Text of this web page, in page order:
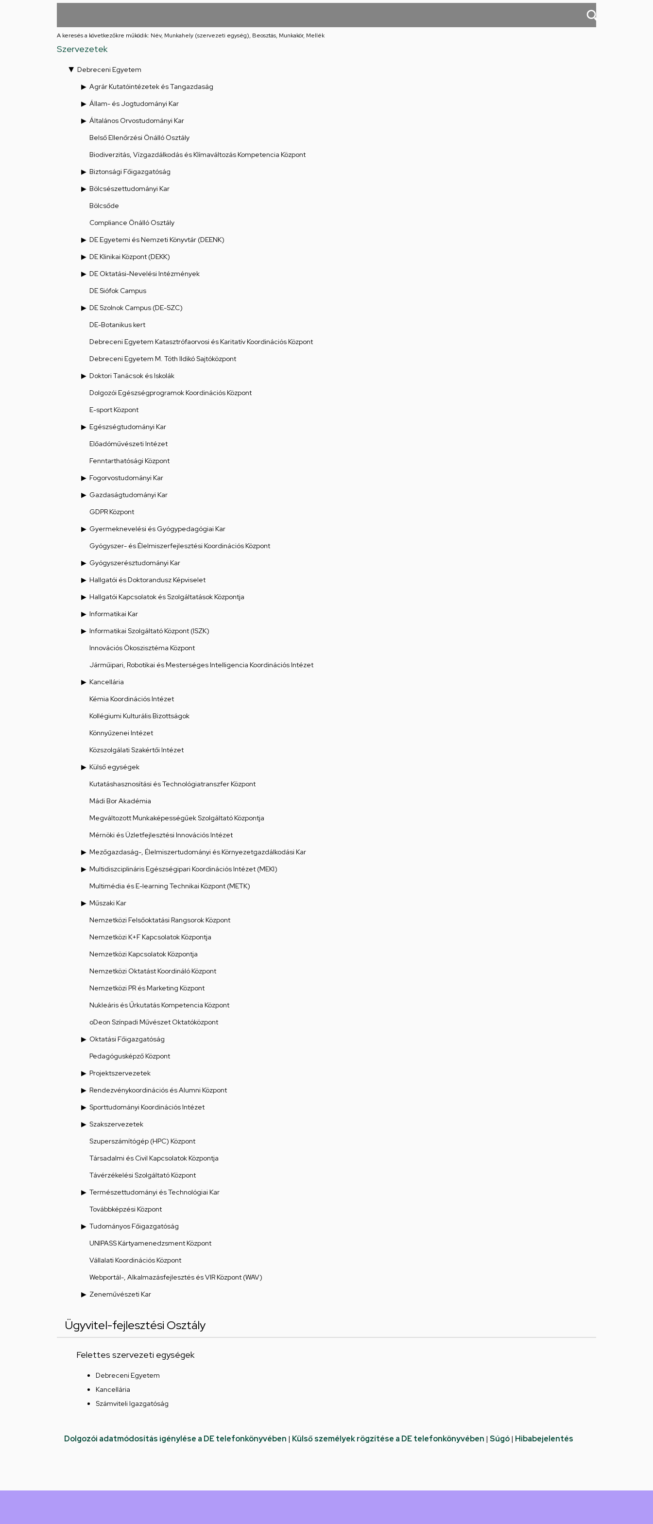
feladatellátási
A keresés a következőkre működik: Név, Munkahely (szervezeti egység), Beosztás, Munkakör, Mellék
Szervezetek
Debreceni Egyetem
Agrár Kutatóintézetek és Tangazdaság
Állam- és Jogtudományi Kar
Általános Orvostudományi Kar
Belső Ellenőrzési Önálló Osztály
Biodiverzitás, Vízgazdálkodás és Klímaváltozás Kompetencia Központ
Biztonsági Főigazgatóság
Bölcsészettudományi Kar
Bölcsőde
Compliance Önálló Osztály
DE Egyetemi és Nemzeti Könyvtár (DEENK)
DE Klinikai Központ (DEKK)
DE Oktatási-Nevelési Intézmények
DE Siófok Campus
DE Szolnok Campus (DE-SZC)
DE-Botanikus kert
Debreceni Egyetem Katasztrófaorvosi és Karitatív Koordinációs Központ
Debreceni Egyetem M. Tóth Ildikó Sajtóközpont
Doktori Tanácsok és Iskolák
Dolgozói Egészségprogramok Koordinációs Központ
E-sport Központ
Egészségtudományi Kar
Előadóművészeti Intézet
Fenntarthatósági Központ
Fogorvostudományi Kar
Gazdaságtudományi Kar
GDPR Központ
Gyermeknevelési és Gyógypedagógiai Kar
Gyógyszer- és Élelmiszerfejlesztési Koordinációs Központ
Gyógyszerésztudományi Kar
Hallgatói és Doktorandusz Képviselet
Hallgatói Kapcsolatok és Szolgáltatások Központja
Informatikai Kar
Informatikai Szolgáltató Központ (ISZK)
Innovációs Ökoszisztéma Központ
Járműipari, Robotikai és Mesterséges Intelligencia Koordinációs Intézet
Kancellária
Kémia Koordinációs Intézet
Kollégiumi Kulturális Bizottságok
Könnyűzenei Intézet
Közszolgálati Szakértői Intézet
Külső egységek
Kutatáshasznosítási és Technológiatranszfer Központ
Mádi Bor Akadémia
Megváltozott Munkaképességűek Szolgáltató Központja
Mérnöki és Üzletfejlesztési Innovációs Intézet
Mezőgazdaság-, Élelmiszertudományi és Környezetgazdálkodási Kar
Multidiszciplináris Egészségipari Koordinációs Intézet (MEKI)
Multimédia és E-learning Technikai Központ (METK)
Műszaki Kar
Nemzetközi Felsőoktatási Rangsorok Központ
Nemzetközi K+F Kapcsolatok Központja
Nemzetközi Kapcsolatok Központja
Nemzetközi Oktatást Koordináló Központ
Nemzetközi PR és Marketing Központ
Nukleáris és Űrkutatás Kompetencia Központ
oDeon Színpadi Művészet Oktatóközpont
Oktatási Főigazgatóság
Pedagógusképző Központ
Projektszervezetek
Rendezvénykoordinációs és Alumni Központ
Sporttudományi Koordinációs Intézet
Szakszervezetek
Szuperszámítógép (HPC) Központ
Társadalmi és Civil Kapcsolatok Központja
Távérzékelési Szolgáltató Központ
Természettudományi és Technológiai Kar
Továbbképzési Központ
Tudományos Főigazgatóság
UNIPASS Kártyamenedzsment Központ
Vállalati Koordinációs Központ
Webportál-, Alkalmazásfejlesztés és VIR Központ (WAV)
Zeneművészeti Kar
Ügyvitel-fejlesztési Osztály
Felettes szervezeti egységek
Debreceni Egyetem
Kancellária
Számviteli Igazgatóság
Dolgozói adatmódosítás igénylése a DE telefonkönyvében | Külső személyek rögzítése a DE telefonkönyvében | Súgó| Hibabejelentés